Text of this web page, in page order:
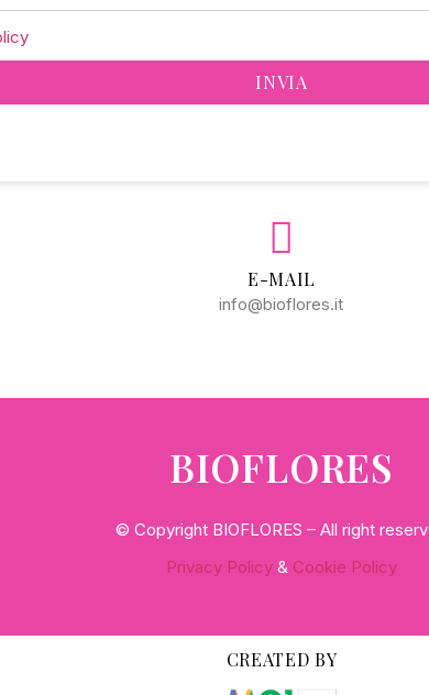
INVIA
E-MAIL
info@bioflores.it
BIOFLORES
© Copyright BIOFLORES – All right
Privacy Policy & Cookie Policy
CREATED BY